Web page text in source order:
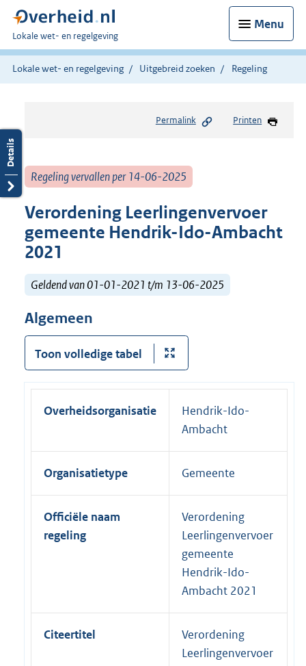
Menu
U
bent
hier:
Lokale wet- en regelgeving
Lokale wet- en regelgeving Uitgebreid zoeken Regeling
Permalink Printen
Regeling vervallen per 14-06-2025
Verordening Leerlingenvervoer
gemeente Hendrik-Ido-Ambacht
2021
Geldend van 01-01-2021 t/m 13-06-2025
Algemeen
Toon volledige tabel
Overheidsorganisatie
Hendrik-Ido-
Ambacht
Organisatietype Gemeente
Officiële naam
regeling
Verordening
Leerlingenvervoer
gemeente
Hendrik-Ido-
Ambacht 2021
Citeertitel
Verordening
Leerlingenvervoer